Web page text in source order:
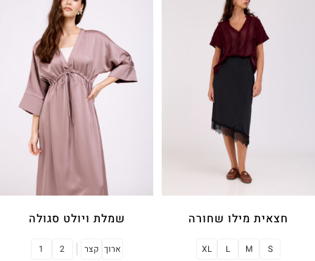
חצאית מילו שחורה
S
M
L
XL
שמלת ויולט סגולה
ארוך קצר 2
1